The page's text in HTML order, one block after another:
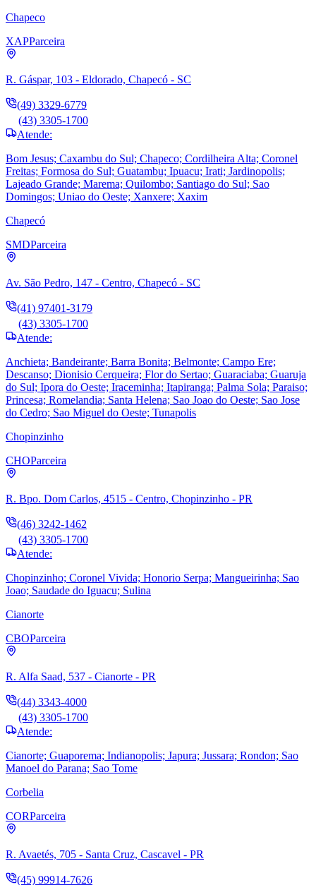
Chapeco
XAPParceira
R. Gáspar, 103 - Eldorado, Chapecó - SC
(49) 3329-6779
(43) 3305-1700
Atende:
Bom Jesus; Caxambu do Sul; Chapeco; Cordilheira Alta; Coronel
Freitas; Formosa do Sul; Guatambu; Ipuacu; Irati; Jardinopolis;
Lajeado Grande; Marema; Quilombo; Santiago do Sul; Sao
Domingos; Uniao do Oeste; Xanxere; Xaxim
Chapecó
SMDParceira
Av. São Pedro, 147 - Centro, Chapecó - SC
(41) 97401-3179
(43) 3305-1700
Atende:
Anchieta; Bandeirante; Barra Bonita; Belmonte; Campo Ere;
Descanso; Dionisio Cerqueira; Flor do Sertao; Guaraciaba; Guaruja
do Sul; Ipora do Oeste; Iraceminha; Itapiranga; Palma Sola; Paraiso;
Princesa; Romelandia; Santa Helena; Sao Joao do Oeste; Sao Jose
do Cedro; Sao Miguel do Oeste; Tunapolis
Chopinzinho
CHOParceira
R. Bpo. Dom Carlos, 4515 - Centro, Chopinzinho - PR
(46) 3242-1462
(43) 3305-1700
Atende:
Chopinzinho; Coronel Vivida; Honorio Serpa; Mangueirinha; Sao
Joao; Saudade do Iguacu; Sulina
Cianorte
CBOParceira
R. Alfa Saad, 537 - Cianorte - PR
(44) 3343-4000
(43) 3305-1700
Atende:
Cianorte; Guaporema; Indianopolis; Japura; Jussara; Rondon; Sao
Manoel do Parana; Sao Tome
Corbelia
CORParceira
R. Avaetés, 705 - Santa Cruz, Cascavel - PR
(45) 99914-7626